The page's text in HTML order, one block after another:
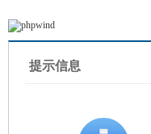
提示信息